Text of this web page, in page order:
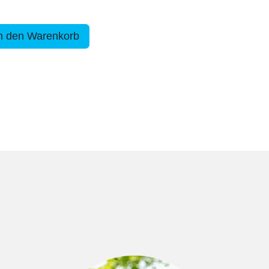
den Warenkorb